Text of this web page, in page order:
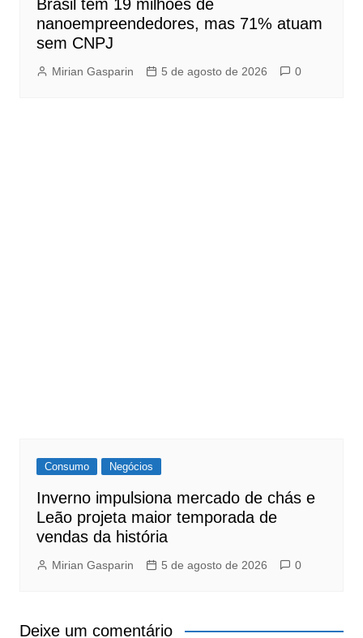
Brasil tem 19 milhões de
nanoempreendedores, mas 71% atuam
sem CNPJ
Mirian Gasparin 5 de agosto de 2026 0
Consumo Negócios
Inverno impulsiona mercado de chás e
Leão projeta maior temporada de
vendas da história
Mirian Gasparin 5 de agosto de 2026 0
Deixe um comentário